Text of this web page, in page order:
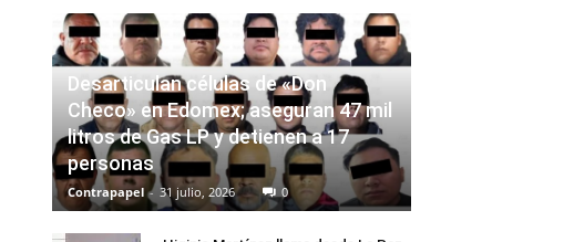
Desarticulan células de «Don
Checo» en Edomex; aseguran 47 mil
litros de Gas LP y detienen a 17
personas
Contrapapel - 31 julio, 2026 0